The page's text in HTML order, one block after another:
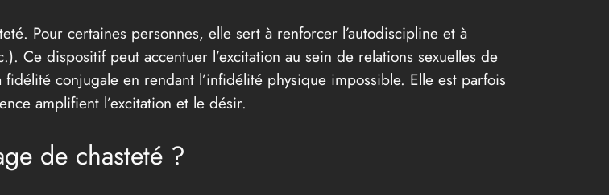
Pour certaines personnes, elle sert à renforcer l’autodiscipline et à
Ce dispositif peut accentuer l’excitation au sein de relations sexuelles de
conjugale en rendant l’infidélité physique impossible. Elle est parfois
amplifient l’excitation et le désir.
de chasteté ?